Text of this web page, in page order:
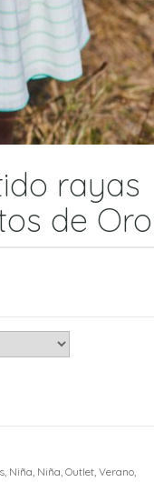
rayas
de Oro
, Niña, Niña, Outlet, Verano,